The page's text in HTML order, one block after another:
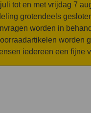
tot en met vrijdag 7
grotendeels
worden in
worden
iedereen een fijne